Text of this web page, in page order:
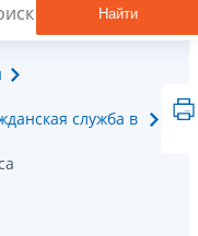
Найти
служба в